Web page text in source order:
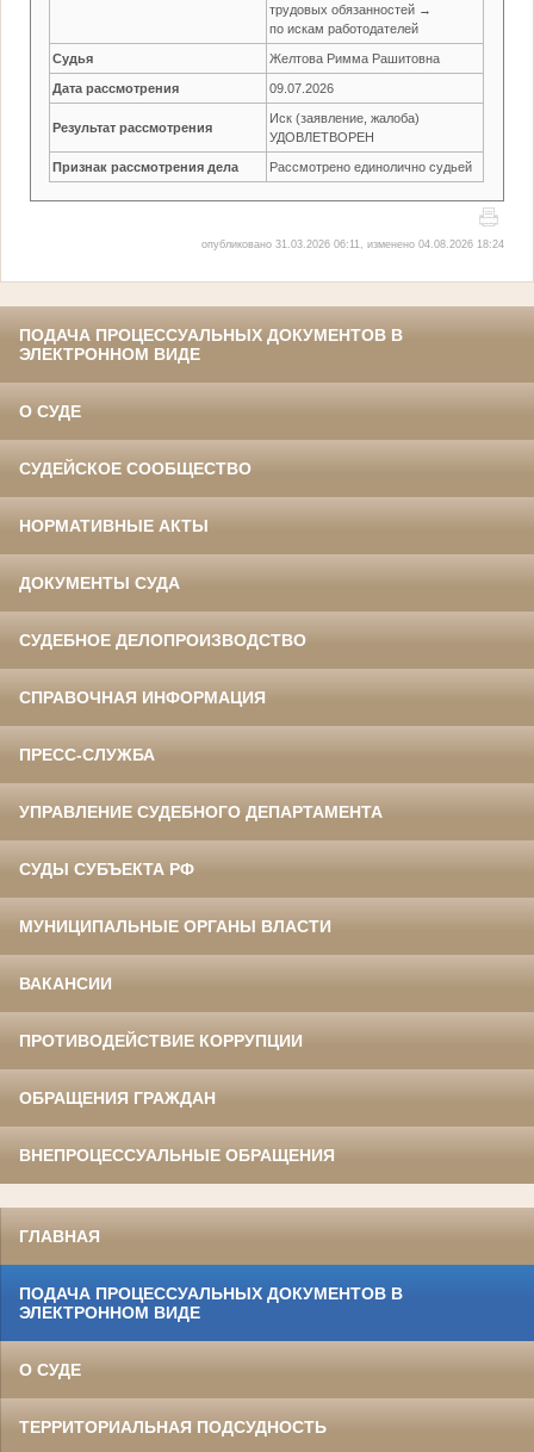
трудовых обязанностей →
по искам работодателей
Судья Желтова Римма Рашитовна
Дата рассмотрения 09.07.2026
Результат рассмотрения
Иск (заявление, жалоба)
УДОВЛЕТВОРЕН
Признак рассмотрения дела Рассмотрено единолично судьей
опубликовано 31.03.2026 06:11, изменено 04.08.2026 18:24
ПОДАЧА ПРОЦЕССУАЛЬНЫХ ДОКУМЕНТОВ В
ЭЛЕКТРОННОМ ВИДЕ
О СУДЕ
СУДЕЙСКОЕ СООБЩЕСТВО
НОРМАТИВНЫЕ АКТЫ
ДОКУМЕНТЫ СУДА
СУДЕБНОЕ ДЕЛОПРОИЗВОДСТВО
СПРАВОЧНАЯ ИНФОРМАЦИЯ
ПРЕСС-СЛУЖБА
УПРАВЛЕНИЕ СУДЕБНОГО ДЕПАРТАМЕНТА
СУДЫ СУБЪЕКТА РФ
МУНИЦИПАЛЬНЫЕ ОРГАНЫ ВЛАСТИ
ВАКАНСИИ
ПРОТИВОДЕЙСТВИЕ КОРРУПЦИИ
ОБРАЩЕНИЯ ГРАЖДАН
ВНЕПРОЦЕССУАЛЬНЫЕ ОБРАЩЕНИЯ
ГЛАВНАЯ
ПОДАЧА ПРОЦЕССУАЛЬНЫХ ДОКУМЕНТОВ В
ЭЛЕКТРОННОМ ВИДЕ
О СУДЕ
ТЕРРИТОРИАЛЬНАЯ ПОДСУДНОСТЬ